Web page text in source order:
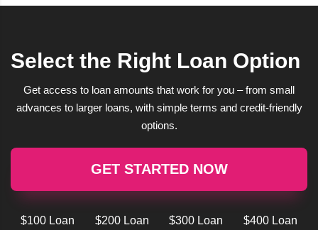
Select the Right Loan Option
Get access to loan amounts that work for you – from small
advances to larger loans, with simple terms and credit-friendly
options.
GET STARTED NOW
$100 Loan $200 Loan $300 Loan $400 Loan